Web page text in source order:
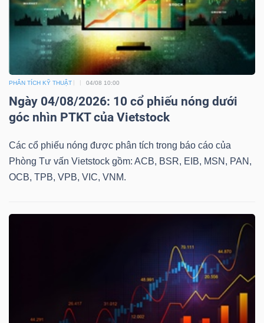
PHÂN TÍCH KỸ THUẬT 04/08 10:00
Ngày 04/08/2026: 10 cổ phiếu nóng dưới
góc nhìn PTKT của Vietstock
Các cổ phiếu nóng được phân tích trong báo cáo của
Phòng Tư vấn Vietstock gồm: ACB, BSR, EIB, MSN, PAN,
OCB, TPB, VPB, VIC, VNM.